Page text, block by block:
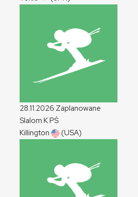
28.11.2026 Zaplanowane
Slalom KPŚ
Killington
(USA)